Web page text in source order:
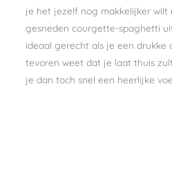
je het jezelf nog makkelijker wilt
gesneden courgette-spaghetti
ideaal gerecht als je een drukke
tevoren weet dat je laat thuis
je dan toch snel een heerlijke